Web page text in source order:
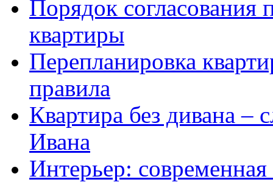
Порядок согласования
квартиры
Перепланировка
правила
Квартира без дивана –
Ивана
Интерьер: современная